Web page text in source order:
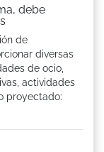
debe
de
diversas
de ocio,
actividades
proyectado: